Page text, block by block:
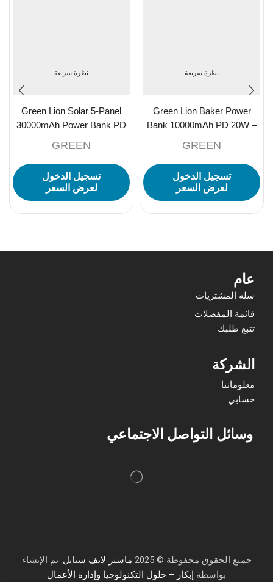
نظرة سريعة
Green Lion Baker Power
Bank 10000mAh PD 20W –
GREEN
تسجيل الدخول
لعرض السعر
نظرة سريعة
Green Lion Solar 5-Panel
30000mAh Power Bank PD
GREEN
تسجيل الدخول
لعرض السعر
عام
سلة المشتريات
قائمة المفضلات
تتبع طلبك
الشركة
معلوماتنا
حسابي
وسائل التواصل الاجتماعي
جميع الحقوق محفوظة © 2025 ماستر لايف ستايل. تم الإنشاء
بواسطة إبكار – حلول التكنولوجيا وإدارة الأعمال